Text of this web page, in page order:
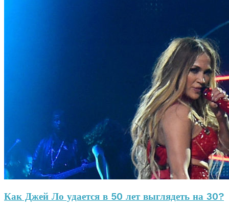
Как Джей Ло удается в 50 лет выглядеть на 30?